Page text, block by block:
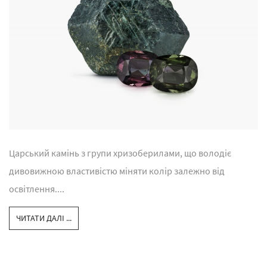
Царський камінь з групи хризоберилами, що володіє
дивовижною властивістю міняти колір залежно від
освітлення....
ЧИТАТИ ДАЛІ ...